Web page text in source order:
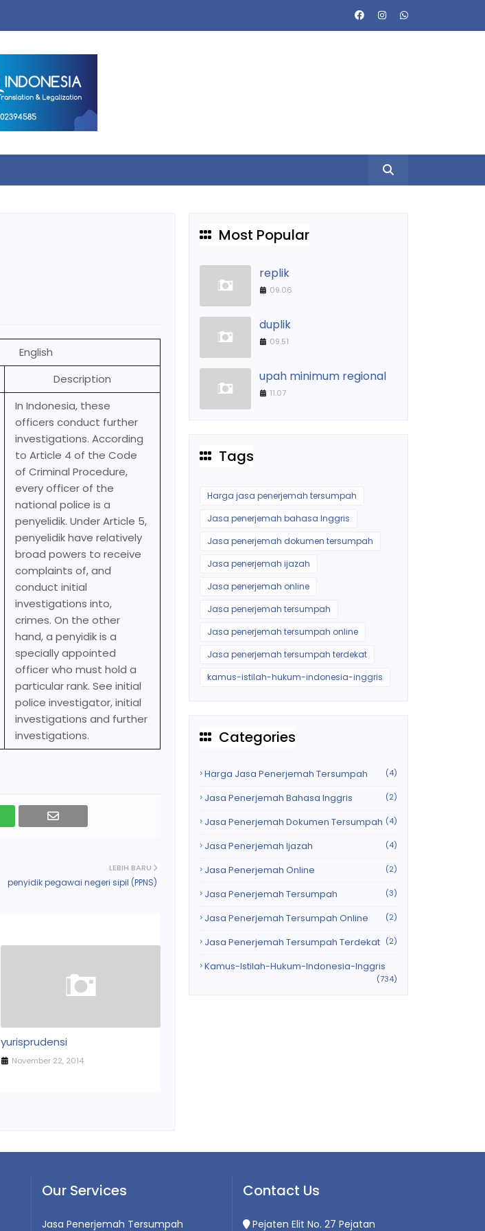
English
Description
In Indonesia, these
officers conduct further
investigations. According
to Article 4 of the Code
of Criminal Procedure,
every officer of the
national police is a
penyelidik. Under Article 5,
penyelidik have relatively
broad powers to receive
complaints of, and
conduct initial
investigations into,
crimes. On the other
hand, a penyidik is a
specially appointed
officer who must hold a
particular rank. See initial
police investigator, initial
investigations and further
investigations.
LEBIH BARU
penyidik pegawai negeri sipil (PPNS)
yurisprudensi
November 22, 2014
Most Popular
replik
09.06
duplik
09.51
upah minimum regional
11.07
Tags
Harga jasa penerjemah tersumpah
Jasa penerjemah bahasa Inggris
Jasa penerjemah dokumen tersumpah
Jasa penerjemah ijazah
Jasa penerjemah online
Jasa penerjemah tersumpah
Jasa penerjemah tersumpah online
Jasa penerjemah tersumpah terdekat
kamus-istilah-hukum-indonesia-inggris
Categories
Harga Jasa Penerjemah Tersumpah (4)
Jasa Penerjemah Bahasa Inggris (2)
Jasa Penerjemah Dokumen Tersumpah (4)
Jasa Penerjemah Ijazah (4)
Jasa Penerjemah Online (2)
Jasa Penerjemah Tersumpah (3)
Jasa Penerjemah Tersumpah Online (2)
Jasa Penerjemah Tersumpah Terdekat (2)
Kamus-Istilah-Hukum-Indonesia-Inggris
(734)
Our Services
Jasa Penerjemah Tersumpah
Contact Us
Pejaten Elit No. 27 Pejatan